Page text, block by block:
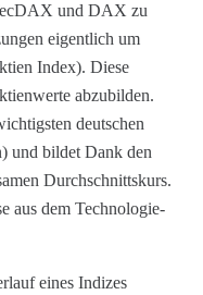
und DAX zu
eigentlich um
Index). Diese
abzubilden.
deutschen
und bildet Dank den
Durchschnittskurs.
aus dem Technologie-
eines Indizes